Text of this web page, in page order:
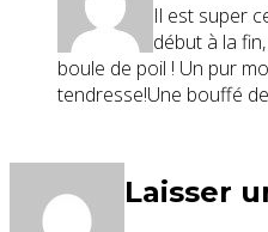
Il est super
début à la
boule de poil ! Un pur
tendresse!Une bouffé
Laisser